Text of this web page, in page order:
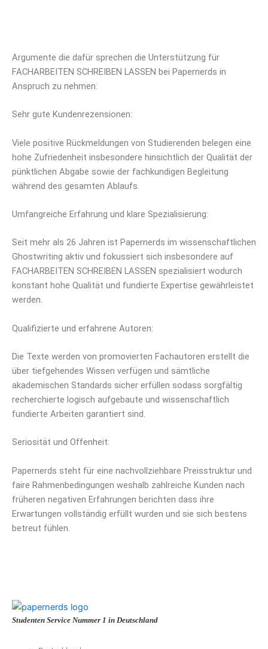
Argumente die dafür sprechen die Unterstützung für
FACHARBEITEN SCHREIBEN LASSEN bei Papernerds in
Anspruch zu nehmen:
Sehr gute Kundenrezensionen:
Viele positive Rückmeldungen von Studierenden belegen eine
hohe Zufriedenheit insbesondere hinsichtlich der Qualität der
pünktlichen Abgabe sowie der fachkundigen Begleitung
während des gesamten Ablaufs.
Umfangreiche Erfahrung und klare Spezialisierung:
Seit mehr als 26 Jahren ist Papernerds im wissenschaftlichen
Ghostwriting aktiv und fokussiert sich insbesondere auf
FACHARBEITEN SCHREIBEN LASSEN spezialisiert wodurch
konstant hohe Qualität und fundierte Expertise gewährleistet
werden.
Qualifizierte und erfahrene Autoren:
Die Texte werden von promovierten Fachautoren erstellt die
über tiefgehendes Wissen verfügen und sämtliche
akademischen Standards sicher erfüllen sodass sorgfältig
recherchierte logisch aufgebaute und wissenschaftlich
fundierte Arbeiten garantiert sind.
Seriosität und Offenheit:
Papernerds steht für eine nachvollziehbare Preisstruktur und
faire Rahmenbedingungen weshalb zahlreiche Kunden nach
früheren negativen Erfahrungen berichten dass ihre
Erwartungen vollständig erfüllt wurden und sie sich bestens
betreut fühlen.
Studenten Service Nummer 1 in Deutschland